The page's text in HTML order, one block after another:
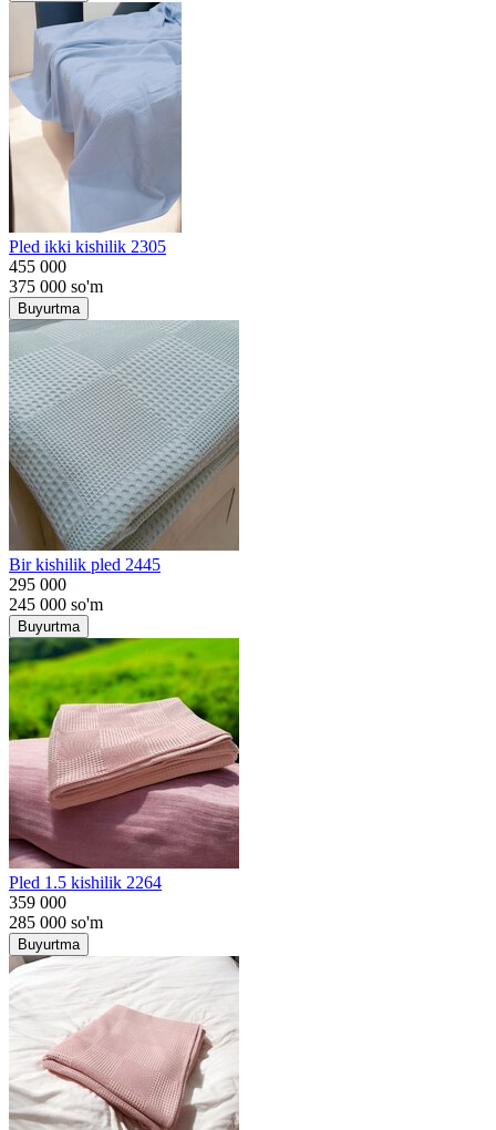
Pled ikki kishilik 2305
455 000
375 000 so'm
Buyurtma
Bir kishilik pled 2445
295 000
245 000 so'm
Buyurtma
Pled 1.5 kishilik 2264
359 000
285 000 so'm
Buyurtma